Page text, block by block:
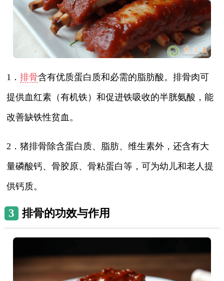
1．排骨含有优质蛋白质和必需的脂肪酸。排骨肉可
提供血红素（有机铁）和促进铁吸收的半胱氨酸，能
改善缺铁性贫血。
2．猪排骨除含蛋白质、脂肪、维生素外，还含有大
量磷酸钙、骨胶原、骨粘蛋白等，可为幼儿和老人提
供钙质。
3 排骨的功效与作用